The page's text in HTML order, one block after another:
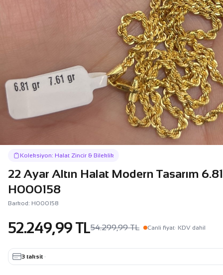
Koleksiyon: Halat Zincir & Bileklik
22 Ayar Altın Halat Modern Tasarım
H000158
Barkod: H000158
52.249,99 TL54.299,99 TL Canli fiyat· KDV dahil
3 taksit ·